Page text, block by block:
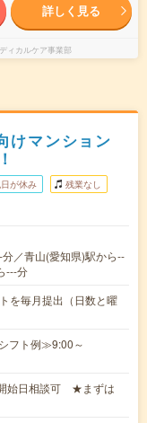
詳しく見る
ィカルケア事業部
けマンション
が休み 残業なし
／青山(愛知県)駅から--
---分
を毎月提出（日数と曜
フト例≫9:00～
開始日相談可 ★まずは